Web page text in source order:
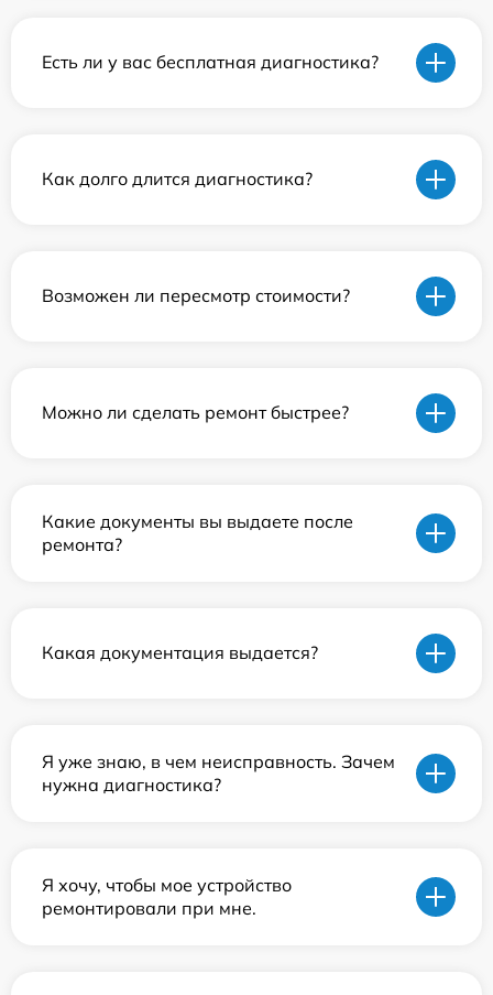
Есть ли у вас бесплатная диагностика?
Как долго длится диагностика?
Возможен ли пересмотр стоимости?
Можно ли сделать ремонт быстрее?
Какие документы вы выдаете после
ремонта?
Какая документация выдается?
Я уже знаю, в чем неисправность. Зачем
нужна диагностика?
Я хочу, чтобы мое устройство
ремонтировали при мне.